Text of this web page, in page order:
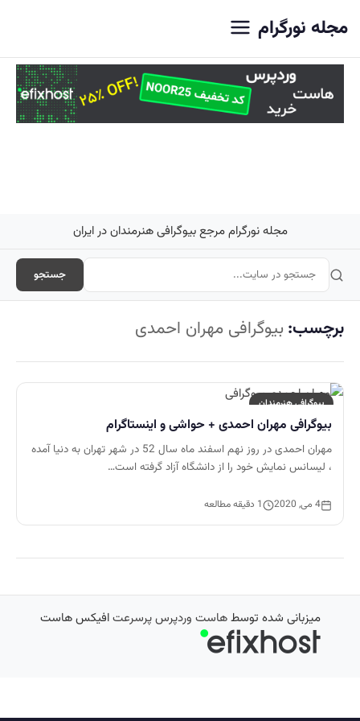
مجله نورگرام
مجله نورگرام مرجع بیوگرافی هنرمندان در ایران
جستجو
برچسب: بیوگرافی مهران احمدی
بیوگرافی هنرمندان
بیوگرافی مهران احمدی + حواشی و اینستاگرام
مهران احمدی در روز نهم اسفند ماه سال 52 در شهر تهران به دنیا آمده
، لیسانس نمایش خود را از دانشگاه آزاد گرفته است…
4 می, 2020 1 دقیقه مطالعه
میزبانی شده توسطهاست وردپرس پرسرعتافیکس هاست